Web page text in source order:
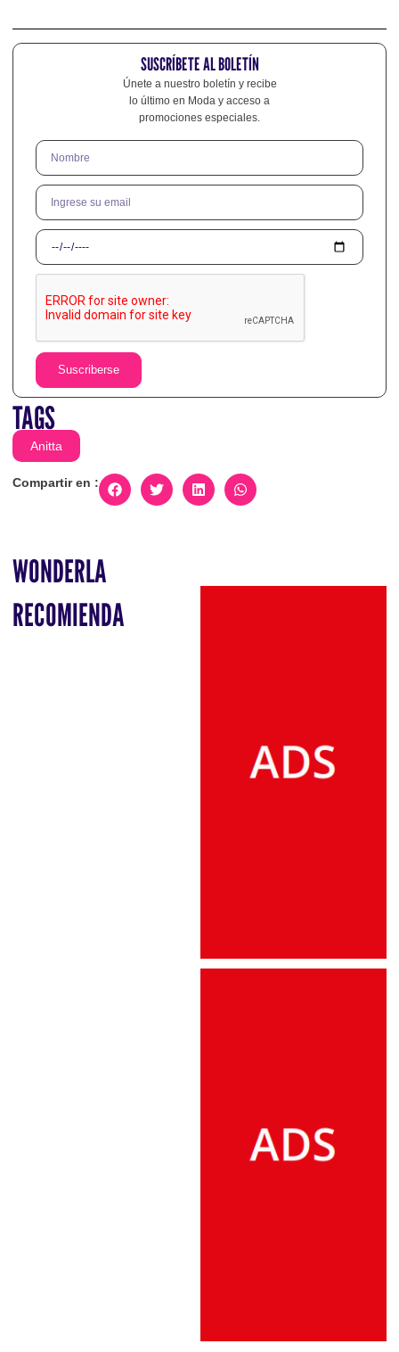
SUSCRÍBETE AL BOLETÍN
Únete a nuestro boletín y recibe
lo último en Moda y acceso a
promociones especiales.
Suscriberse
TAGS
Anitta
Compartir en :
WONDERLA
RECOMIENDA